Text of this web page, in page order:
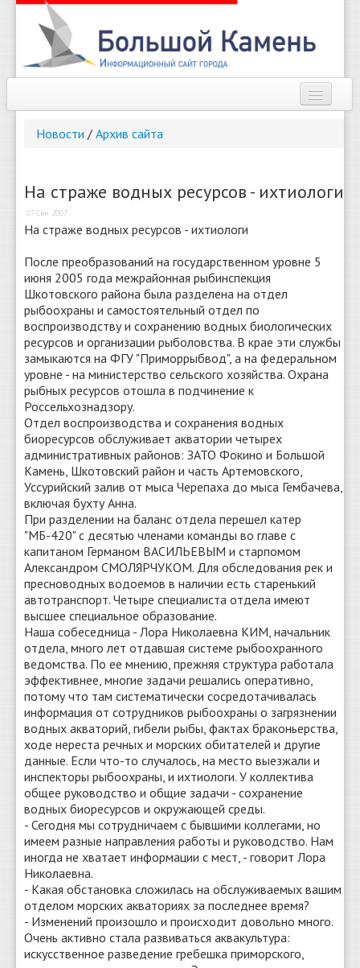
Справочник
О сайте
Найти
Новости / Архив сайта
На страже водных ресурсов - ихтиологи
07 Сен 2007
На страже водных ресурсов - ихтиологи
После преобразований на государственном уровне 5
июня 2005 года межрайонная рыбинспекция
Шкотовского района была разделена на отдел
рыбоохраны и самостоятельный отдел по
воспроизводству и сохранению водных биологических
ресурсов и организации рыболовства. В крае эти службы
замыкаются на ФГУ "Приморрыбвод", а на федеральном
уровне - на министерство сельского хозяйства. Охрана
рыбных ресурсов отошла в подчинение к
Россельхознадзору.
Отдел воспроизводства и сохранения водных
биоресурсов обслуживает акватории четырех
административных районов: ЗАТО Фокино и Большой
Камень, Шкотовский район и часть Артемовского,
Уссурийский залив от мыса Черепаха до мыса Гембачева,
включая бухту Анна.
При разделении на баланс отдела перешел катер
"МБ-420" с десятью членами команды во главе с
капитаном Германом ВАСИЛЬЕВЫМ и старпомом
Александром СМОЛЯРЧУКОМ. Для обследования рек и
пресноводных водоемов в наличии есть старенький
автотранспорт. Четыре специалиста отдела имеют
высшее специальное образование.
Наша собеседница - Лора Николаевна КИМ, начальник
отдела, много лет отдавшая системе рыбоохранного
ведомства. По ее мнению, прежняя структура работала
эффективнее, многие задачи решались оперативно,
потому что там систематически сосредотачивалась
информация от сотрудников рыбоохраны о загрязнении
водных акваторий, гибели рыбы, фактах браконьерства,
ходе нереста речных и морских обитателей и другие
данные. Если что-то случалось, на место выезжали и
инспекторы рыбоохраны, и ихтиологи. У коллектива
общее руководство и общие задачи - сохранение
водных биоресурсов и окружающей среды.
- Сегодня мы сотрудничаем с бывшими коллегами, но
имеем разные направления работы и руководство. Нам
иногда не хватает информации с мест, - говорит Лора
Николаевна.
- Какая обстановка сложилась на обслуживаемых вашим
отделом морских акваториях за последнее время?
- Изменений произошло и происходит довольно много.
Очень активно стала развиваться аквакультура:
искусственное разведение гребешка приморского,